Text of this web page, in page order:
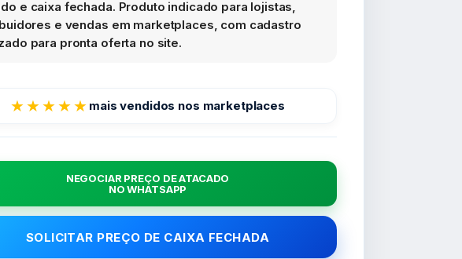
e caixa fechada. Produto indicado para lojistas,
e vendas em marketplaces, com cadastro
para pronta oferta no site.
★★★★★ mais vendidos nos marketplaces
NEGOCIAR PREÇO DE ATACADO
NO WHATSAPP
SOLICITAR PREÇO DE CAIXA FECHADA